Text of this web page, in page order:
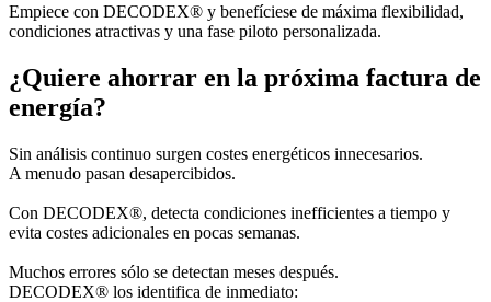
Empiece con DECODEX® y benefíciese de máxima flexibilidad,
condiciones atractivas y una fase piloto personalizada.
¿Quiere ahorrar en la próxima factura de
energía?
Sin análisis continuo surgen costes energéticos innecesarios.
A menudo pasan desapercibidos.
Con DECODEX®, detecta condiciones inefficientes a tiempo y
evita costes adicionales en pocas semanas.
Muchos errores sólo se detectan meses después.
DECODEX® los identifica de inmediato: